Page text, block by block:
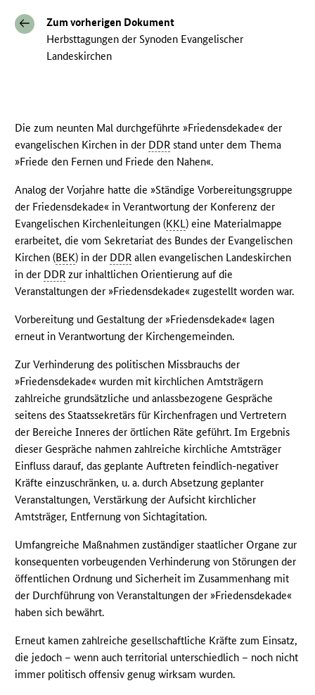
Zum vorherigen Dokument
Herbsttagungen der Synoden Evangelischer
Landeskirchen
Die zum neunten Mal durchgeführte »Friedensdekade« der
evangelischen Kirchen in der DDR stand unter dem Thema
»Friede den Fernen und Friede den Nahen«.
Analog der Vorjahre hatte die »Ständige Vorbereitungsgruppe
der Friedensdekade« in Verantwortung der Konferenz der
Evangelischen Kirchenleitungen (KKL) eine Materialmappe
erarbeitet, die vom Sekretariat des Bundes der Evangelischen
Kirchen (BEK) in der DDR allen evangelischen Landeskirchen
in der DDR zur inhaltlichen Orientierung auf die
Veranstaltungen der »Friedensdekade« zugestellt worden war.
Vorbereitung und Gestaltung der »Friedensdekade« lagen
erneut in Verantwortung der Kirchengemeinden.
Zur Verhinderung des politischen Missbrauchs der
»Friedensdekade« wurden mit kirchlichen Amtsträgern
zahlreiche grundsätzliche und anlassbezogene Gespräche
seitens des Staatssekretärs für Kirchenfragen und Vertretern
der Bereiche Inneres der örtlichen Räte geführt. Im Ergebnis
dieser Gespräche nahmen zahlreiche kirchliche Amtsträger
Einfluss darauf, das geplante Auftreten feindlich-negativer
Kräfte einzuschränken, u. a. durch Absetzung geplanter
Veranstaltungen, Verstärkung der Aufsicht kirchlicher
Amtsträger, Entfernung von Sichtagitation.
Umfangreiche Maßnahmen zuständiger staatlicher Organe zur
konsequenten vorbeugenden Verhinderung von Störungen der
öffentlichen Ordnung und Sicherheit im Zusammenhang mit
der Durchführung von Veranstaltungen der »Friedensdekade«
haben sich bewährt.
Erneut kamen zahlreiche gesellschaftliche Kräfte zum Einsatz,
die jedoch – wenn auch territorial unterschiedlich – noch nicht
immer politisch offensiv genug wirksam wurden.